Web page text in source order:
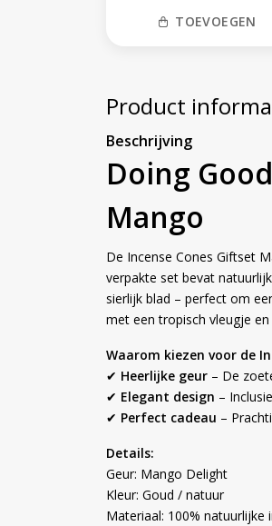
TOEVOEGEN
Product
Beschrijving
Doing
Mango
De Incense Cones Giftset
verpakte set bevat
sierlijk blad – perfect om
met een tropisch vleugje
Waarom kiezen voor de
✔ Heerlijke geur – De
✔ Elegant design –
✔ Perfect cadeau –
Details:
Geur: Mango Delight
Kleur: Goud / natuur
Materiaal: 100% natuurlijke